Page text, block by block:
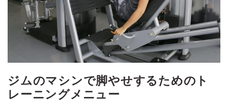
ジムのマシンで脚やせするためのト
レーニングメニュー